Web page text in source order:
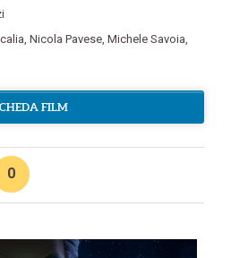
, Nicola Pavese, Michele Savoia,
FILM
0